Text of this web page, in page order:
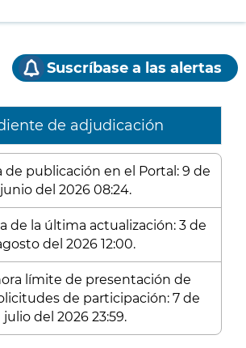
Suscríbase a las alertas
de adjudicación
de publicación en el Portal: 9 de
junio del 2026 08:24.
de la última actualización: 3 de
del 2026 12:00.
límite de presentación de
de participación: 7 de
julio del 2026 23:59.